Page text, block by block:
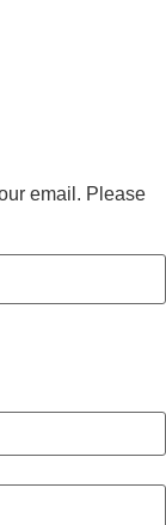
email. Please